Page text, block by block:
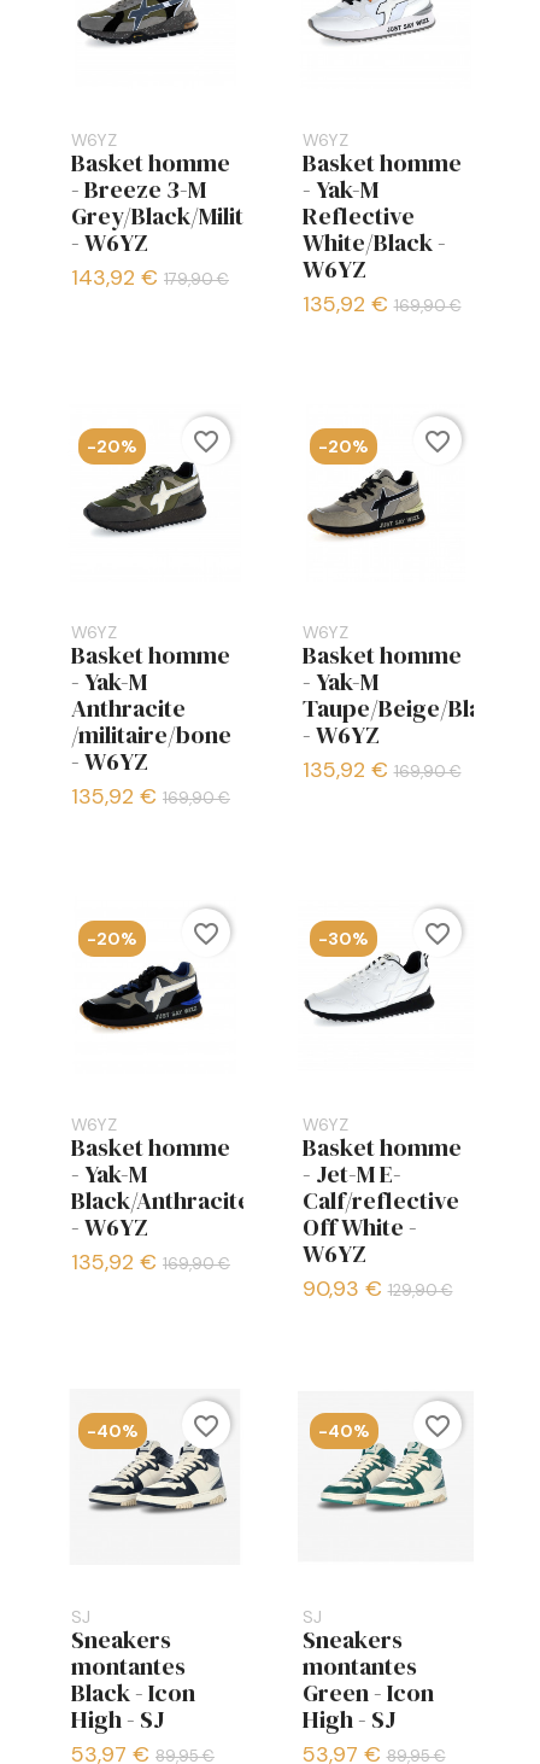
W6YZ
Basket homme
- Breeze 3-M
Grey/Black/Militaire
- W6YZ
143,92 € 179,90 €
W6YZ
Basket homme
- Yak-M
Reflective
White/Black -
W6YZ
135,92 €169,90 €
W6YZ
Basket homme
- Yak-M
Anthracite
/militaire/bone
- W6YZ
135,92 € 169,90 €
-20% favorite_border
W6YZ
Basket homme
- Yak-M
Taupe/Beige/Black
- W6YZ
135,92 €169,90 €
-20% favorite_border
W6YZ
Basket homme
- Yak-M
Black/Anthracite/Taupe
- W6YZ
135,92 € 169,90 €
-20% favorite_border
W6YZ
Basket homme
- Jet-M E-
Calf/reflective
Off White -
W6YZ
90,93 €129,90 €
-30% favorite_border
SJ
Sneakers
montantes
Black - Icon
High - SJ
53,97 € 89,95 €
-40% favorite_border
SJ
Sneakers
montantes
Green - Icon
High - SJ
53,97 €89,95 €
-40% favorite_border